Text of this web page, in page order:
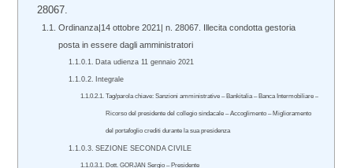
28067.
Ordinanza|14 ottobre 2021| n. 28067. Illecita condotta gestoria
posta in essere dagli amministratori
Data udienza 11 gennaio 2021
Integrale
Tag/parola chiave: Sanzioni amministrative – Bankitalia – Banca Intermobiliare –
Ricorso del presidente del collegio sindacale – Accoglimento – Miglioramento
del portafoglio crediti durante la sua presidenza
SEZIONE SECONDA CIVILE
Dott. GORJAN Sergio – Presidente